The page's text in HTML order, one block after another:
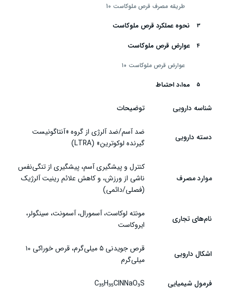
طریقه مصرف قرص ملوکاست 10
نحوه عملکرد قرص ملوکاست
عوارض قرص ملوکاست
عوارض قرص ملوکاست ۱۰
موارد احتیاط
قرص ملوکاست در بارداری
تداخل دارویی ملوکاست
شناسه دارویی توضیحات
دسته دارویی
ضد آسم/ضد آلرژی از گروه «آنتاگونیست
گیرنده لوکوترین» (LTRA)
موارد مصرف
کنترل و پیشگیری آسم، پیشگیری از تنگی‌نفس
ناشی از ورزش، و کاهش علائم رینیت آلرژیک
(فصلی/دائمی)
نام‌های تجاری
مونته لوکاست، آسمورال، آسمونت، سینگولر،
ایروکاست
اشکال دارویی
قرص جویدنی ۵ میلی‌گرم، قرص خوراکی ۱۰
میلی‌گرم
فرمول شیمیایی C₃₅H₃₅ClNNaO₃S